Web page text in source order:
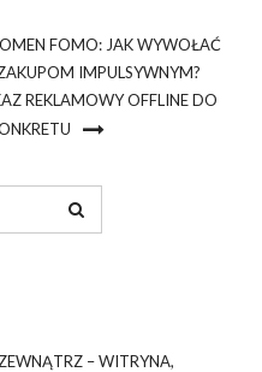
FOMO: JAK WYWOŁAĆ
IMPULSYWNYM?
REKLAMOWY OFFLINE DO
– WITRYNA,